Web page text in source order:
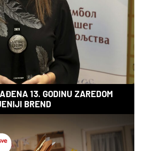
13. GODINU ZAREDOM
BREND